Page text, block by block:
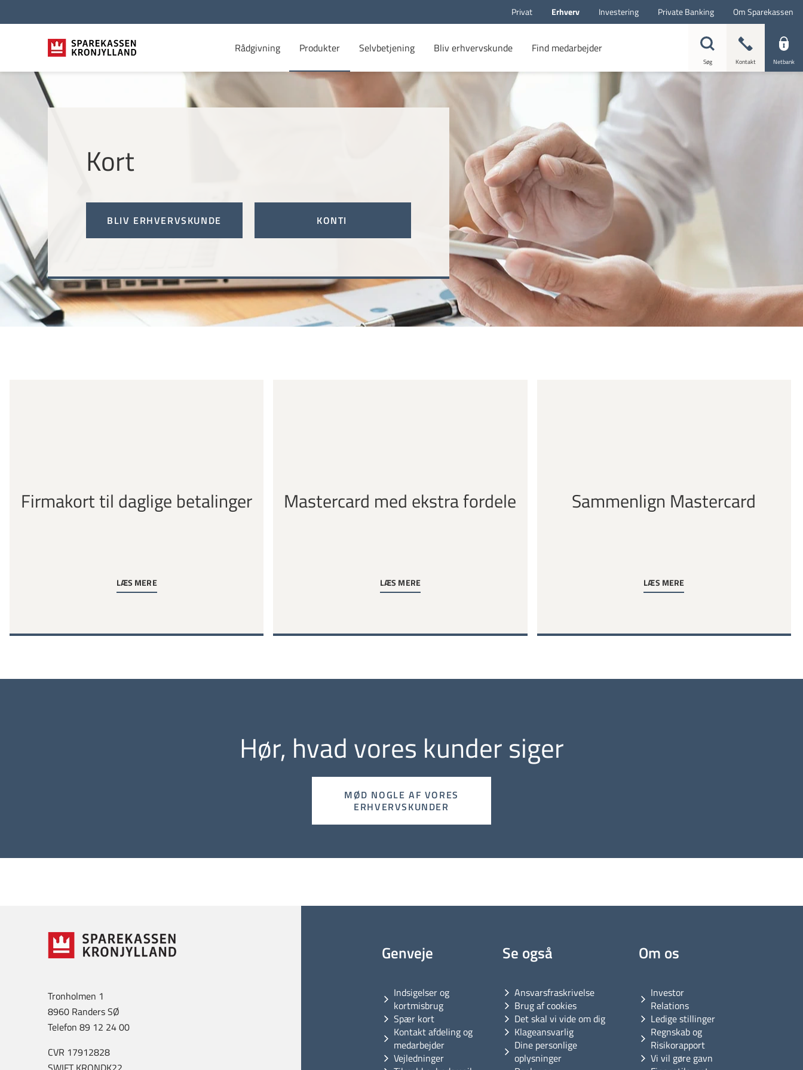
Privat Erhverv Investering Private Banking Om Sparekassen
Rådgivning Produkter Selvbetjening Bliv erhvervskunde Find medarbejder
Søg Kontakt Netbank
Kort
BLIV ERHVERVSKUNDE KONTI
Firmakort til daglige betalinger
LÆS MERE
Mastercard med ekstra fordele
LÆS MERE
Sammenlign Mastercard
LÆS MERE
Hør, hvad vores kunder siger
MØD NOGLE AF VORES
ERHVERVSKUNDER
Genveje
Indsigelser og
kortmisbrug
Spær kort
Kontakt afdeling og
medarbejder
Vejledninger
Se også
Ansvarsfraskrivelse
Brug af cookies
Det skal vi vide om dig
Klageansvarlig
Dine personlige
oplysninger
Om os
Investor
Relations
Ledige stillinger
Regnskab og
Risikorapport
Vi vil gøre gavn
Tronholmen 1
8960 Randers SØ
Telefon 89 12 24 00
CVR 17912828